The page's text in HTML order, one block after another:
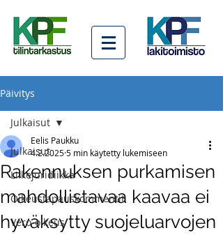
Päivitys
Julkaisut
Liikejuridiikka
Oikeustapauskommentit
Vero-oikeus
Julkaisut
Rakennuksen purkamisen
mahdollistavaa kaavaa ei
hyväksytty suojeluarvojen
Eelis Paukku
4.2.20255 min käytetty lukemiseen